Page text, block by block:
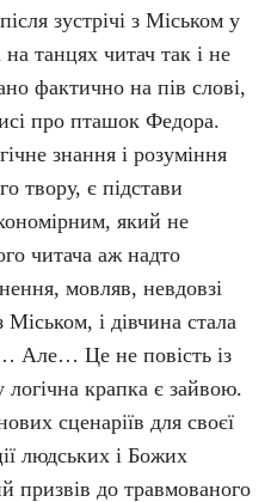
зустрічі з Міськом у
танцях читач так і не
фактично на пів слові,
про пташок Федора.
знання і розуміння
твору, є підстави
який не
читача аж надто
мовляв, невдовзі
Міськом, і дівчина стала
Але… Це не повість із
крапка є зайвою.
сценаріїв для своєї
людських і Божих
призвів до травмованого